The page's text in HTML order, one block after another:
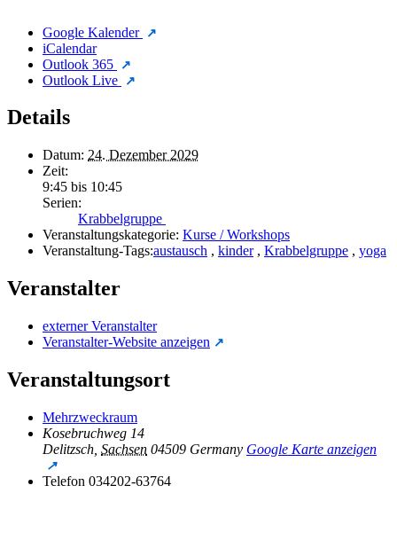
Google Kalender
iCalendar
Outlook 365
Outlook Live
Details
Datum: 24. Dezember 2029
Zeit:
9:45 bis 10:45
Serien:
Krabbelgruppe
Veranstaltungskategorie: Kurse / Workshops
Veranstaltung-Tags:austausch , kinder , Krabbelgruppe , yoga
Veranstalter
externer Veranstalter
Veranstalter-Website anzeigen
Veranstaltungsort
Mehrzweckraum
Kosebruchweg 14
Delitzsch Sachsen 04509 Germany Google Karte anzeigen
Telefon 034202-63764